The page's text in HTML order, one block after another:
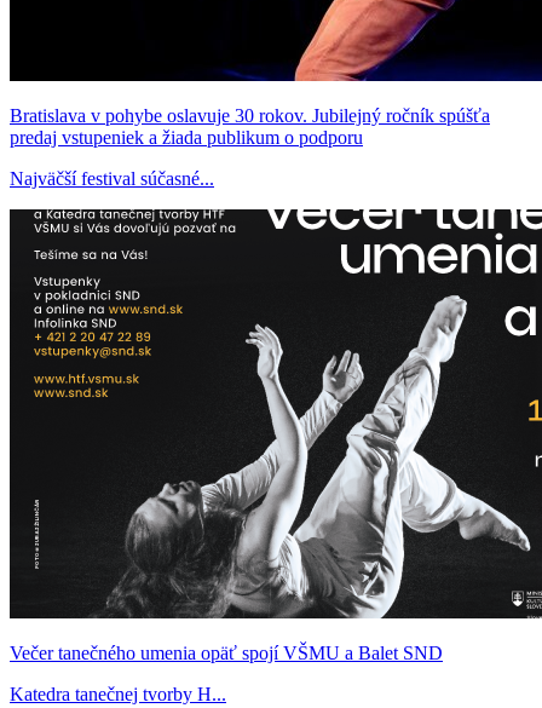
Bratislava v pohybe oslavuje 30 rokov. Jubilejný ročník spúšťa
predaj vstupeniek a žiada publikum o podporu
Najväčší festival súčasné...
Večer tanečného umenia opäť spojí VŠMU a Balet SND
Katedra tanečnej tvorby H...